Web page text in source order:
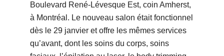
Boulevard René-Lévesque Est, coin Amherst,
à Montréal. Le nouveau salon était fonctionnel
dès le 29 janvier et offre les mêmes services
qu’avant, dont les soins du corps, soins